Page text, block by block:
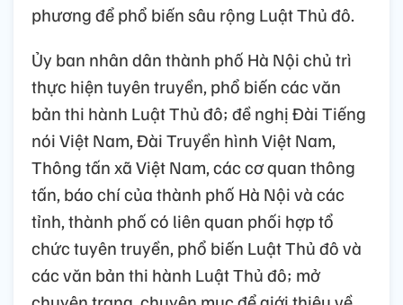
phương để phổ biến sâu rộng Luật Thủ đô.
Ủy ban nhân dân thành phố Hà Nội chủ trì
thực hiện tuyên truyền, phổ biến các văn
bản thi hành Luật Thủ đô; đề nghị Đài Tiếng
nói Việt Nam, Đài Truyền hình Việt Nam,
Thông tấn xã Việt Nam, các cơ quan thông
tấn, báo chí của thành phố Hà Nội và các
tỉnh, thành phố có liên quan phối hợp tổ
chức tuyên truyền, phổ biến Luật Thủ đô và
các văn bản thi hành Luật Thủ đô; mở